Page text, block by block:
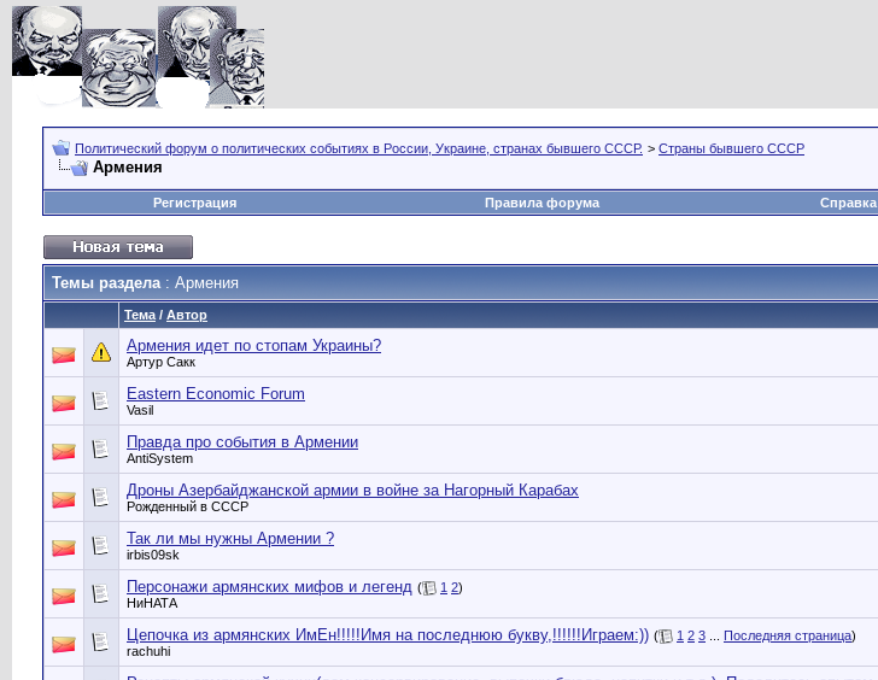
Политический форум о политических событиях в России, Украине, странах бывшего СССР. > Страны бывшего СССР
Армения
Регистрация Правила форума Справка
Темы раздела: Армения
Тема / Автор
Армения идет по стопам Украины?
Артур Сакк
Eastern Economic Forum
Vasil
Правда про события в Армении
AntiSystem
Дроны Азербайджанской армии в войне за Нагорный Карабах
Рожденный в СССР
Так ли мы нужны Армении ?
irbis09sk
Персонажи армянских мифов и легенд ( 1 2)
НиНАТА
Цепочка из армянских ИмЕн!!!!!Имя на последнюю букву,!!!!!!Играем:)) ( 1 2 3 Последняя страница)
rachuhi